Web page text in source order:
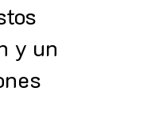
y un